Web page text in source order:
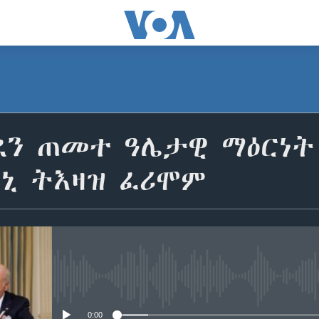
ጠመተ ዓሌታዊ
ትእዛዝ ፈሪሞም
0:00